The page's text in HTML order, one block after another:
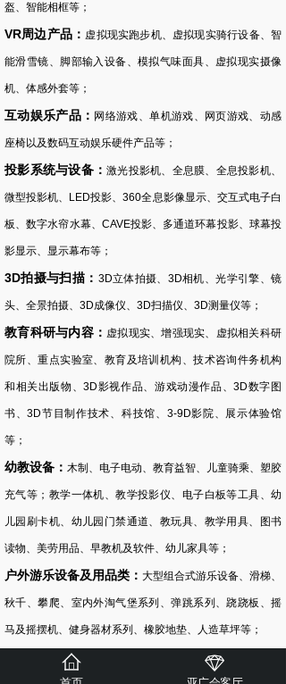
盔、智能相框等；
VR周边产品： 虚拟现实跑步机、虚拟现实骑行设备、智
能滑雪镜、脚部输入设备、模拟气味面具、虚拟现实摄像
机、体感外套等；
互动娱乐产品： 网络游戏、单机游戏、网页游戏、动感
座椅以及数码互动娱乐硬件产品等；
投影系统与设备：激光投影机、全息膜、全息投影机、
微型投影机、LED投影、360全息影像显示、交互式电子白
板、数字水帘水幕、CAVE投影、多通道环幕投影、球幕投
影显示、显示幕布等；
3D拍摄与扫描： 3D立体拍摄、3D相机、光学引擎、镜
头、全景拍摄、3D成像仪、3D扫描仪、3D测量仪等；
教育科研与内容： 虚拟现实、增强现实、虚拟相关科研
院所、重点实验室、教育及培训机构、技术咨询件务机构
和相关出版物、3D影视作品、游戏动漫作品、3D数字图
书、3D节目制作技术、科技馆、3-9D影院、展示体验馆
等；
幼教设备： 木制、电子电动、教育益智、儿童骑乘、塑胶
充气等；教学一体机、教学投影仪、电子白板等工具、幼
儿园刷卡机、幼儿园门禁通道、教玩具、教学用具、图书
读物、美劳用品、早教机及软件、幼儿家具等；
户外游乐设备及用品类： 大型组合式游乐设备、滑梯、
秋千、攀爬、室内外淘气堡系列、弹跳系列、跷跷板、摇
马及摇摆机、健身器材系列、橡胶地垫、人造草坪等；
各行业应用解决方案： 汽车制造、装备制造、航空航